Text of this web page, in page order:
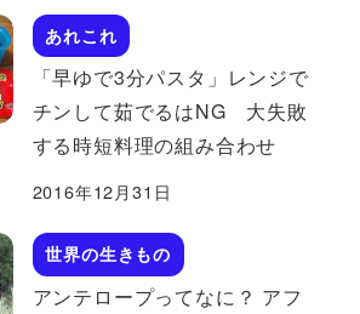
あれこれ
「早ゆで3分パスタ」レンジで
チンして茹でるはNG 大失敗
する時短料理の組み合わせ
2016年12月31日
世界の生きもの
アンテロープってなに？ アフ